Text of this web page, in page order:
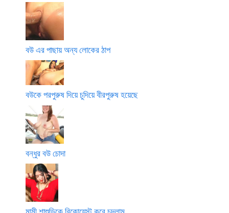
বউ এর পাছায় অন্য লোকের ঠাপ
বউকে পরপুরুষ দিয়ে চুদিয়ে বীরপুরুষ হয়েছে
বন্ধুর বউ চোদা